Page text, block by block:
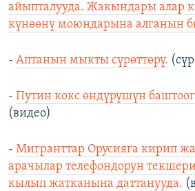
айыпталууда. Жакындары алар
күнөөнү моюндарына алганын
- Аптанын мыкты сүрөттөрү.
- Путин кокс өндүрүшүн
(видео)
- Мигранттар Орусияга кирип
арачылар телефондорун
кылып жатканына даттанууда.